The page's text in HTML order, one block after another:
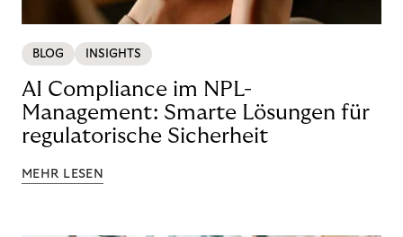
BLOG INSIGHTS
AI Compliance im NPL-
Management: Smarte Lösungen für
regulatorische Sicherheit
MEHR LESEN